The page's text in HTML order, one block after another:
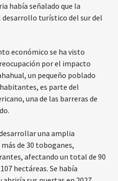
había señalado que la
desarrollo turístico del sur del
económico se ha visto
por el impacto
un pequeño poblado
es parte del
una de las barreras de
una amplia
de 30 toboganes,
afectando un total de 90
hectáreas. Se había